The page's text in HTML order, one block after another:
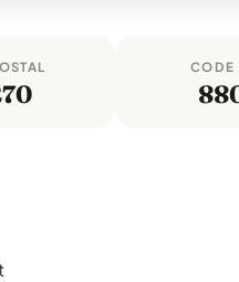
CODE